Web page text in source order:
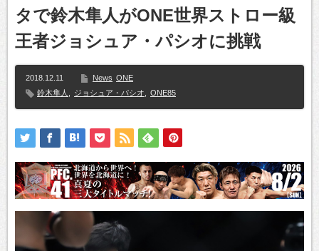
タで鈴木隼人がONE世界ストロー級
王者ジョシュア・パシオに挑戦
2018.12.11 News ONE
鈴木隼人
ジョシュア・パシオ ONE85